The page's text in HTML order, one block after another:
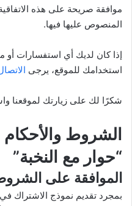
موافقة صريحة على هذه
المنصوص عليها فيها.
إذا كان لديك أي استفسارات أو
استخدامك للموقع، يرجى
شكرًا لك على زيارتك لموقعنا
الشروط
“حوار مع النخبة”
الموافقة على
بمجرد تقديم نموذج الاشتراك